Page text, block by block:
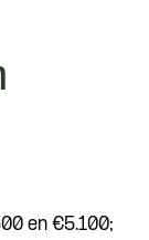
en €5.100;